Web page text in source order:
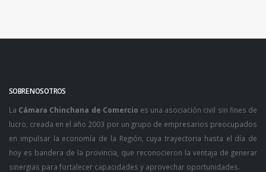
SOBRE NOSOTROS
La Cámara Chinchana de Comercio es una asociación civil sin fines de
lucro, creada en el año 2003 por un grupo de empresarios preocupados
en impulsar la economía de la Región, cuya trayectoria hasta el día de
hoy es bandera de la provincia, que reconocieron la ventaja de generar
sinergias para fortalecer capacidades y aprovechar oportunidades.